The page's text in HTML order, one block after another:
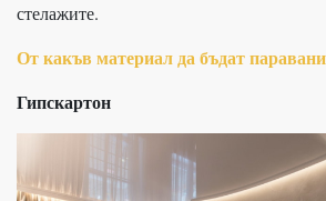
стелажите.
От какъв материал да бъдат
Гипскартон